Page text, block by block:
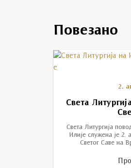
Повезано
2.
Света
Света Литургија
Илије служена је 2.
Светог Саве на